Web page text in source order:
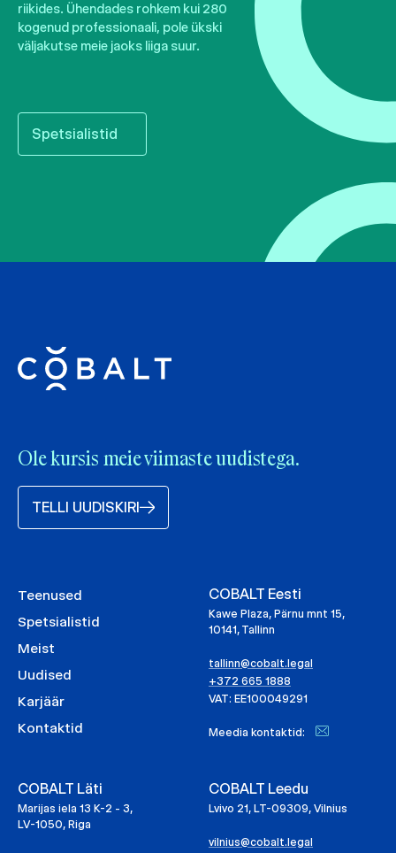
riikides. Ühendades rohkem kui 280
kogenud professionaali, pole ükski
väljakutse meie jaoks liiga suur.
Spetsialistid
Ole kursis meie viimaste uudistega.
TELLI UUDISKIRI
Teenused
Spetsialistid
Meist
Uudised
Karjäär
Kontaktid
COBALT Eesti
Kawe Plaza, Pärnu mnt 15,
10141, Tallinn
tallinn@cobalt.legal
+372 665 1888
VAT: EE100049291
Meedia kontaktid:
COBALT Läti
Marijas iela 13 K-2 - 3,
LV-1050, Riga
COBALT Leedu
Lvivo 21, LT-09309, Vilnius
vilnius@cobalt.legal